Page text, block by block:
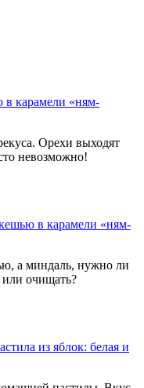
карамели «ням-
Орехи выходят
невозможно!
в карамели «ням-
а миндаль, нужно ли
или очищать?
из яблок: белая и